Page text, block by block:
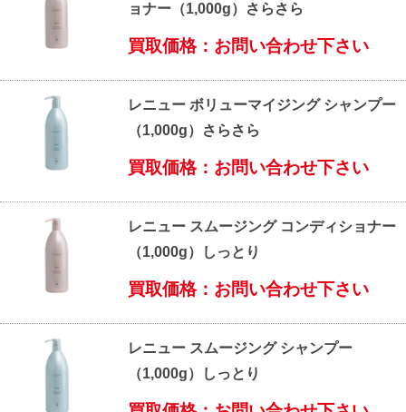
ョナー（1,000g）さらさら
買取価格：お問い合わせ下さい
レニュー ボリューマイジング シャンプー
（1,000g）さらさら
買取価格：お問い合わせ下さい
レニュー スムージング コンディショナー
（1,000g）しっとり
買取価格：お問い合わせ下さい
レニュー スムージング シャンプー
（1,000g）しっとり